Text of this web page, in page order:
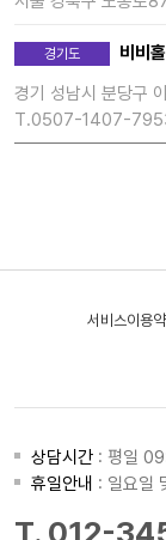
경기도
비비
경기 성남시 분당구
T.0507-1407-
서비스이용
상담시간 : 평일
휴일안내 : 일요일
T. 012-